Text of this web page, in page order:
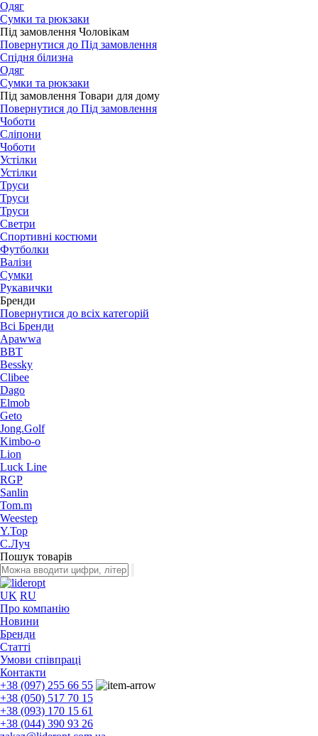
Одяг
Сумки та рюкзаки
Під замовлення Чоловікам
Повернутися до Під замовлення
Спідня білизна
Одяг
Сумки та рюкзаки
Під замовлення Товари для дому
Повернутися до Під замовлення
Чоботи
Сліпони
Чоботи
Устілки
Устілки
Труси
Труси
Труси
Светри
Спортивні костюми
Футболки
Валізи
Сумки
Рукавички
Бренди
Повернутися до всіх категорій
Всі Бренди
Apawwa
BBT
Bessky
Clibee
Dago
Elmob
Geto
Jong.Golf
Kimbo-o
Lion
Luck Line
RGP
Sanlin
Tom.m
Weestep
Y.Top
С.Луч
Пошук товарів
UK RU
Про компанію
Новини
Бренди
Статті
Умови співпраці
Контакти
+38 (097) 255 66 55
+38 (050) 517 70 15
+38 (093) 170 15 61
+38 (044) 390 93 26